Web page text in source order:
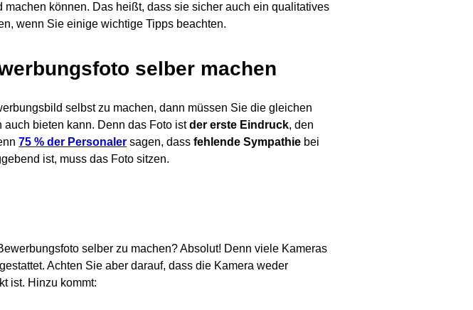
machen können. Das heißt, dass sie sicher auch ein qualitatives
wenn Sie einige wichtige Tipps beachten.
selber machen
selbst zu machen, dann müssen Sie die gleichen
bieten kann. Denn das Foto istder erste Eindruck, den
75 % der Personaler sagen, dass fehlende Sympathie bei
ist, muss das Foto sitzen.
selber zu machen? Absolut! Denn viele Kameras
Achten Sie aber darauf, dass die Kamera weder
ist. Hinzu kommt: